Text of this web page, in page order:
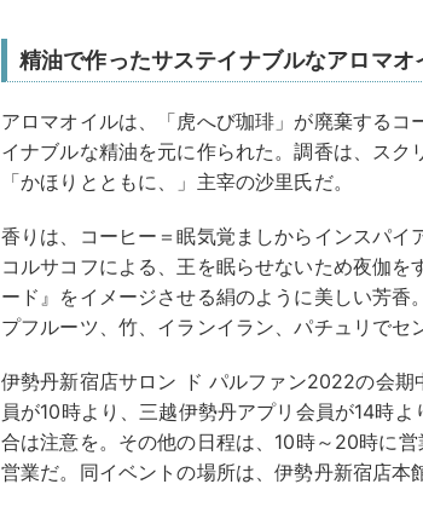
精油で作ったサステイナブルなアロマオ
アロマオイルは、「虎へび珈琲」が廃棄する
イナブルな精油を元に作られた。調香は、ス
「かほりとともに、」主宰の沙里氏だ。
香りは、コーヒー＝眠気覚ましからインスパイ
コルサコフによる、王を眠らせないため夜伽
ード』をイメージさせる絹のように美しい芳
プフルーツ、竹、イランイラン、パチュリでセ
伊勢丹新宿店サロン ド パルファン2022の会
員が10時より、三越伊勢丹アプリ会員が14時
合は注意を。その他の日程は、10時～20時に
営業だ。同イベントの場所は、伊勢丹新宿店本